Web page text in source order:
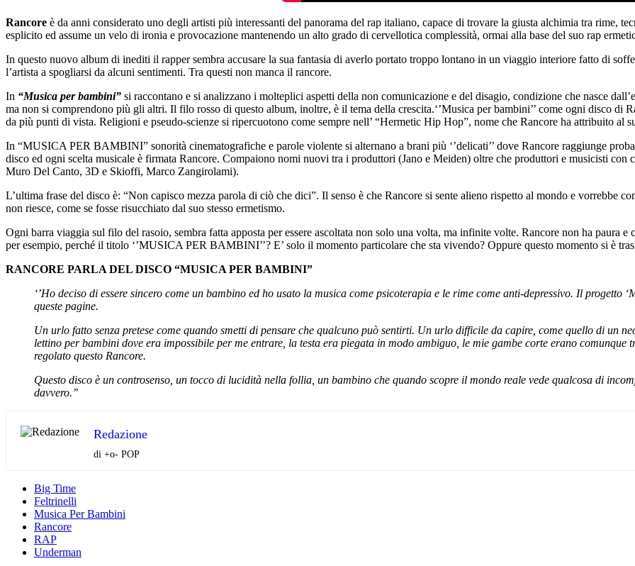
Rancore è da anni considerato uno degli artisti più interessanti del panorama del rap italiano, capace di trovare la giusta alchimia tra rime,
esplicito ed assume un velo di ironia e provocazione mantenendo un alto grado di cervellotica complessità, ormai alla base del suo rap
In questo nuovo album di inediti il rapper sembra accusare la sua fantasia di averlo portato troppo lontano in un viaggio interiore fatto di
l’artista a spogliarsi da alcuni sentimenti. Tra questi non manca il rancore.
In “Musica per bambini” si raccontano e si analizzano i molteplici aspetti della non comunicazione e del disagio, condizione che nasce
ma non si comprendono più gli altri. Il filo rosso di questo album, inoltre, è il tema della crescita.‘’Musica per bambini’’ come ogni disco di
da più punti di vista. Religioni e pseudo-scienze si ripercuotono come sempre nell’ “Hermetic Hip Hop”, nome che Rancore ha attribuito al
In “MUSICA PER BAMBINI” sonorità cinematografiche e parole violente si alternano a brani più ‘’delicati’’ dove Rancore raggiunge
disco ed ogni scelta musicale è firmata Rancore. Compaiono nomi nuovi tra i produttori (Jano e Meiden) oltre che produttori e musicisti
Muro Del Canto, 3D e Skioffi, Marco Zangirolami).
L’ultima frase del disco è: “Non capisco mezza parola di ciò che dici”. Il senso è che Rancore si sente alieno rispetto al mondo e vorrebbe
non riesce, come se fosse risucchiato dal suo stesso ermetismo.
Ogni barra viaggia sul filo del rasoio, sembra fatta apposta per essere ascoltata non solo una volta, ma infinite volte. Rancore non ha paura
per esempio, perché il titolo ‘’MUSICA PER BAMBINI’’? E’ solo il momento particolare che sta vivendo? Oppure questo momento si è
RANCORE PARLA DEL DISCO “MUSICA PER BAMBINI”
‘’Ho deciso di essere sincero come un bambino ed ho usato la musica come psicoterapia e le rime come anti-depressivo. Il progetto
queste pagine.
Un urlo fatto senza pretese come quando smetti di pensare che qualcuno può sentirti. Un urlo difficile da capire, come quello di un
lettino per bambini dove era impossibile per me entrare, la testa era piegata in modo ambiguo, le mie gambe corte erano comunque
regolato questo Rancore.
Questo disco è un controsenso, un tocco di lucidità nella follia, un bambino che quando scopre il mondo reale vede qualcosa di
davvero.’’
Redazione
di +o- POP
Big Time
Feltrinelli
Musica Per Bambini
Rancore
RAP
Underman